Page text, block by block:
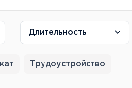
Длительность
Трудоустройство